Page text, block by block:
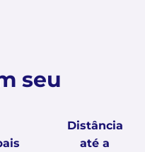
seu
Distância
até a